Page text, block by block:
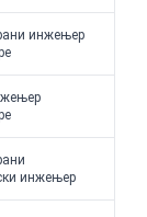
инжењер
инжењер